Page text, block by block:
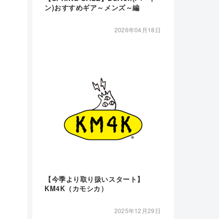
ン)おすすめギア～メンズ～編
2026年04月18日
【今季より取り扱いスタート】
KM4K（カモシカ）
2025年12月29日